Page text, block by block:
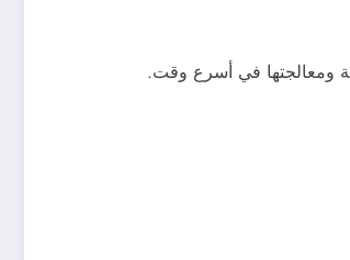
ومعالجتها في أسرع وقت.